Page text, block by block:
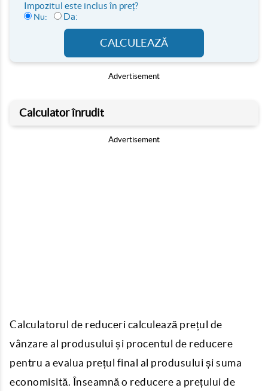
Impozitul este inclus în preț?
Nu: Da:
CALCULEAZĂ
Advertisement
Calculator înrudit
Advertisement
Calculatorul de reduceri calculează prețul de
vânzare al produsului și procentul de reducere
pentru a evalua prețul final al produsului și suma
economisită. Înseamnă o reducere a prețului de